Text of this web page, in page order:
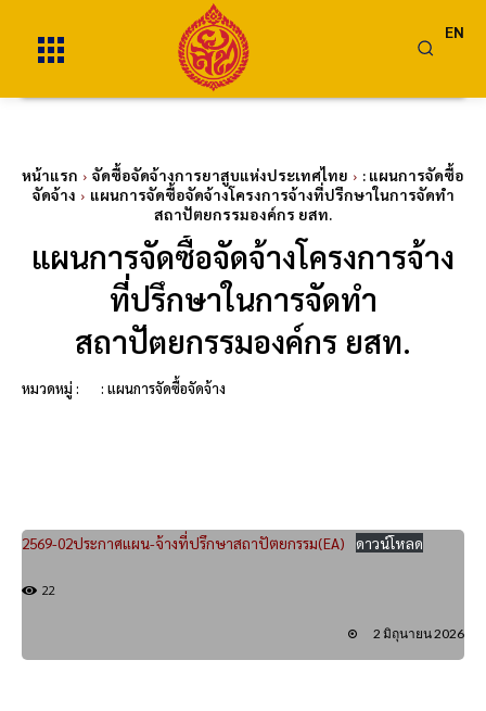
EN
หน้าแรก จัดซื้อจัดจ้างการยาสูบแห่งประเทศไทย
: แผนการจัดซื้อ
จัดจ้าง
แผนการจัดซื้อจัดจ้างโครงการจ้างที่ปรึกษาในการจัดทำ
สถาปัตยกรรมองค์กร ยสท.
แผนการจัดซื้อจัดจ้างโครงการจ้าง
ที่ปรึกษาในการจัดทำ
สถาปัตยกรรมองค์กร ยสท.
หมวดหมู่ : : แผนการจัดซื้อจัดจ้าง
2569-02ประกาศแผน-จ้างที่ปรึกษาสถาปัตยกรรม(EA) ดาวน์โหลด
22
2 มิถุนายน 2026